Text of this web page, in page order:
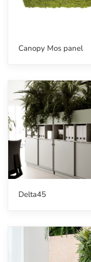
Canopy Mos panel
Delta45